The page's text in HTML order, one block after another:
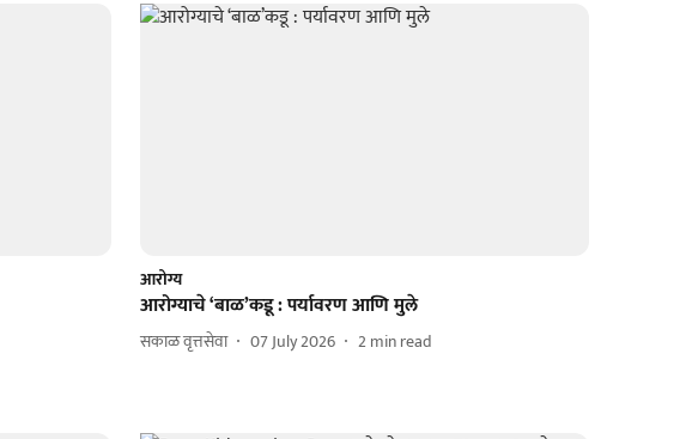
आरोग्य
आरोग्याचे ‘बाळ’कडू : पर्यावरण आणि मुले
सकाळ वृत्तसेवा 07 July 2026 2min read